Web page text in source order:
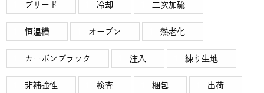
ブリード 冷却 二次加硫
恒温槽 オーブン 熱老化
カーボンブラック 注入 練り生地
非補強性 検査 梱包 出荷